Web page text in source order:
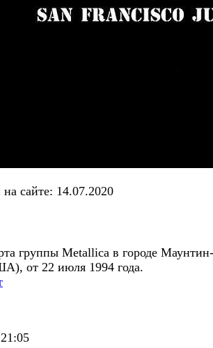
сайте: 14.07.2020
группы Metallica в городе
от 22 июля 1994 года.